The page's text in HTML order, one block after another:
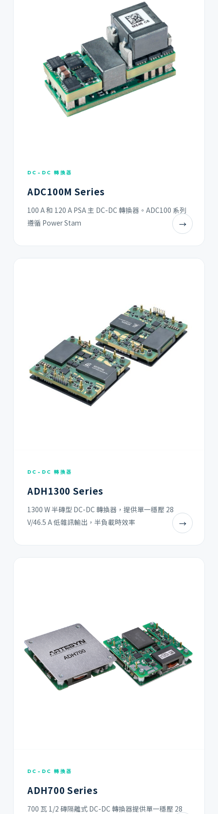
DC-DC 轉換器
ADC100M Series
100 A 和 120 A PSA 主 DC-DC 轉換器。ADC100 系列
遵循 Power Stam
→
DC-DC 轉換器
ADH1300 Series
1300 W 半磚型 DC-DC 轉換器，提供單一穩壓 28
V/46.5 A 低雜訊輸出，半負載時效率
→
DC-DC 轉換器
ADH700 Series
700 瓦 1/2 磚隔離式 DC-DC 轉換器提供單一穩壓 28